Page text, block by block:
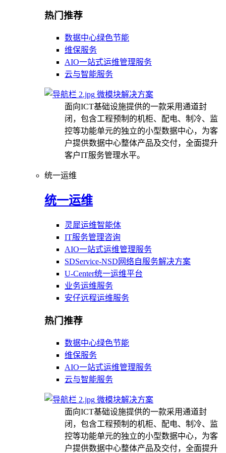
热门推荐
数据中心绿色节能
维保服务
AIO一站式运维管理服务
云与智能服务
微模块解决方案
面向ICT基础设施提供的一款采用通道封
闭，包含工程预制的机柜、配电、制冷、监
控等功能单元的独立的小型数据中心，为客
户提供数据中心整体产品及交付，全面提升
客户IT服务管理水平。
统一运维
统一运维
灵犀运维智能体
IT服务管理咨询
AIO一站式运维管理服务
SDService-NSD网络自服务解决方案
U-Center统一运维平台
业务运维服务
安仔远程运维服务
热门推荐
数据中心绿色节能
维保服务
AIO一站式运维管理服务
云与智能服务
微模块解决方案
面向ICT基础设施提供的一款采用通道封
闭，包含工程预制的机柜、配电、制冷、监
控等功能单元的独立的小型数据中心，为客
户提供数据中心整体产品及交付，全面提升